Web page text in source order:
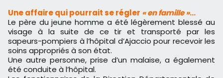
Une affaire qui pourrait se régler « en famille »…
Le père du jeune homme a été légèrement blessé au
visage à la suite de ce tir et transporté par les
sapeurs-pompiers à l’hôpital d’Ajaccio pour recevoir les
soins appropriés à son état.
Une autre personne, prise d’un malaise, a également
été conduite à l’hôpital.